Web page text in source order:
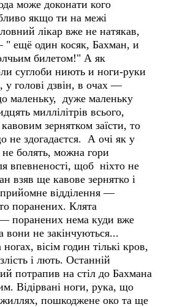
може доконати кого
якщо ти на межі
лікар вже не натякав,
" ещё один косяк, Бахман, и
билетом!" А як
суглоби ниють и ноги-руки
у голові дзвін, в очах —
маленьку, дуже маленьку
миллілітрів всього,
зернятком заїсти, то
не здогадаєтся. А очі як у
не болять, можна гори
впевненості, щоб ніхто не
взяв ще кавове зернятко і
відділення —
поранених. Клята
поранених нема куди вже
вони не закінчуються...
вісім годин тількі кров,
і лють. Останній
потрапив на стіл до Бахмана
Відірвані ноги, рука, що
пошкоджене око та ще